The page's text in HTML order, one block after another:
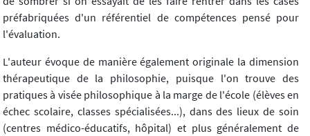
préfabriquées d'un référentiel de compétences pensé pour
l'évaluation.
L'auteur évoque de manière également originale la dimension
thérapeutique de la philosophie, puisque l'on trouve des
pratiques à visée philosophique à la marge de l'école (élèves en
échec scolaire, classes spécialisées...), dans des lieux de soin
(centres médico-éducatifs, hôpital) et plus généralement de